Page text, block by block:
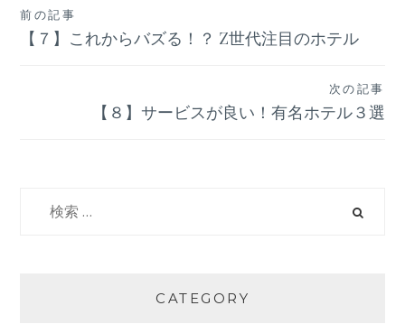
投
前の記事
【７】これからバズる！？ Z世代注目のホテル
次の記事
【８】サービスが良い！有名ホテル３選
CATEGORY